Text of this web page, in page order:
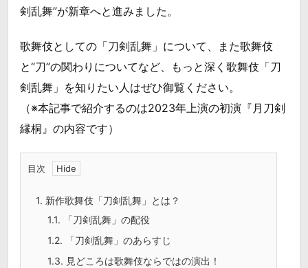
剣乱舞”が新章へと進みました。
歌舞伎としての「刀剣乱舞」について、また歌舞伎
と“刀”の関わりについてなど、もっと深く歌舞伎「刀
剣乱舞」を知りたい人はぜひ御覧ください。
（※本記事で紹介するのは2023年上演の初演『月刀剣
縁桐』の内容です）
目次
1. 新作歌舞伎「刀剣乱舞」とは？
1.1. 「刀剣乱舞」の配役
1.2. 「刀剣乱舞」のあらすじ
1.3. 見どころは歌舞伎ならではの演出！